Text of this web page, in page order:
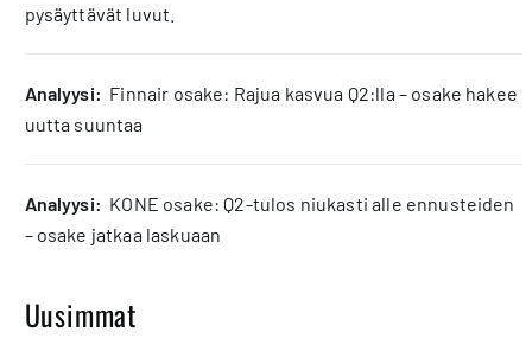
pysäyttävät luvut.
analyysi: Finnair osake: Rajua kasvua Q2:lla – osake hakee
uutta suuntaa
analyysi: KONE osake: Q2-tulos niukasti alle ennusteiden
– osake jatkaa laskuaan
Uusimmat